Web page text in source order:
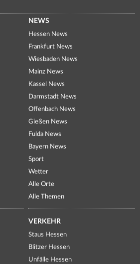
NEWS
Hessen News
Frankfurt News
Wiesbaden News
Mainz News
Kassel News
Darmstadt News
Offenbach News
Gießen News
Fulda News
Bayern News
Sport
Wetter
Alle Orte
Alle Themen
VERKEHR
Staus Hessen
Blitzer Hessen
Unfälle Hessen